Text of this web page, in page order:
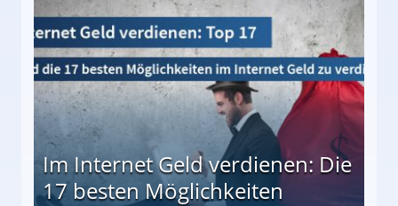
Im Internet Geld verdienen: Die
17 besten Möglichkeiten